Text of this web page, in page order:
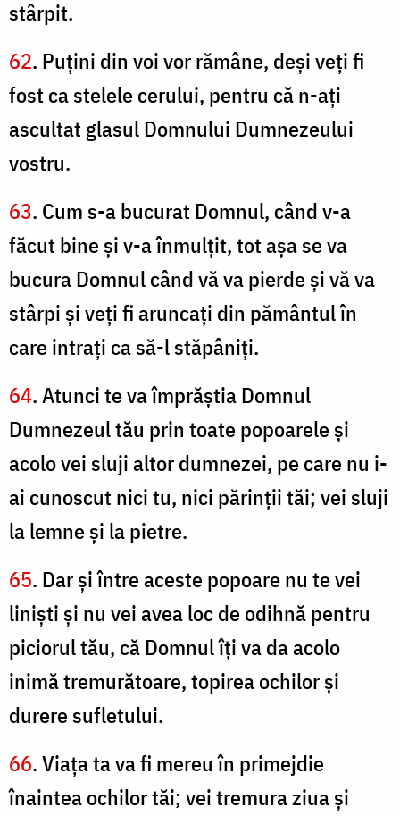
stârpit.
62. Puţini din voi vor rămâne, deşi veţi fi
fost ca stelele cerului, pentru că n-aţi
ascultat glasul Domnului Dumnezeului
vostru.
63. Cum s-a bucurat Domnul, când v-a
făcut bine şi v-a înmulţit, tot aşa se va
bucura Domnul când vă va pierde şi vă va
stârpi şi veţi fi aruncaţi din pământul în
care intraţi ca să-l stăpâniţi.
64. Atunci te va împrăştia Domnul
Dumnezeul tău prin toate popoarele şi
acolo vei sluji altor dumnezei, pe care nu i-
ai cunoscut nici tu, nici părinţii tăi; vei sluji
la lemne şi la pietre.
65. Dar şi între aceste popoare nu te vei
linişti şi nu vei avea loc de odihnă pentru
piciorul tău, că Domnul îţi va da acolo
inimă tremurătoare, topirea ochilor şi
durere sufletului.
66. Viaţa ta va fi mereu în primejdie
înaintea ochilor tăi; vei tremura ziua şi